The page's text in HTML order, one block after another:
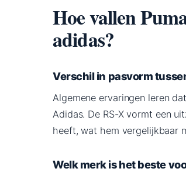
Hoe vallen
adidas?
Verschil in pasvorm
Algemene ervaringen leren
Adidas. De RS-X vormt een
heeft, wat hem vergelijkbaar
Welk merk is het beste